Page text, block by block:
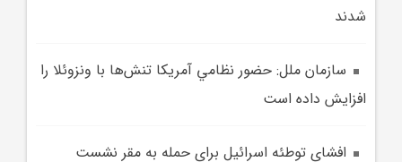
شدند
سازمان ملل: حضور نظامي آمريکا تنش‌ها با ونزوئلا را
افزايش داده است
افشاي توطئه اسرائيل براي حمله به مقر نشست